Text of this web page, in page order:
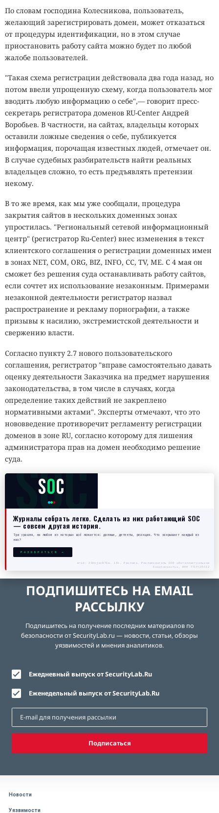
По словам господина Колесникова, пользователь,
желающий зарегистрировать домен, может отказаться
от процедуры идентификации, но в этом случае
приостановить работу сайта можно будет по любой
жалобе пользователей.
"Такая схема регистрации действовала два года назад, но
потом ввели упрощенную схему, когда пользователь мог
вводить любую информацию о себе",— говорит пресс-
секретарь регистратора доменов RU-Center Андрей
Воробьев. В частности, на сайтах, владельцы которых
оставили ложные сведения о себе, публикуется
информация, порочащая известных людей, отмечает он.
В случае судебных разбирательств найти реальных
владельцев сложно, то есть предъявлять претензии
некому.
В то же время, как мы уже сообщали, процедура
закрытия сайтов в нескольких доменных зонах
упростилась. "Региональный сетевой информационный
центр" (регистратор Ru-Center) внес изменения в текст
клиентского соглашения о регистрации доменных имен
в зонах NET, COM, ORG, BIZ, INFO, CC, TV, ME. С 4 мая он
сможет без решения суда останавливать работу сайтов,
если сочтет их использование незаконным. Примерами
незаконной деятельности регистратор назвал
распространение и рекламу порнографии, а также
призывы к насилию, экстремистской деятельности и
свержению власти.
Согласно пункту 2.7 нового пользовательского
соглашения, регистратор "вправе самостоятельно давать
оценку деятельности Заказчика на предмет нарушения
законодательства, в том числе в случаях, когда
определение таких действий не закреплено
нормативными актами". Эксперты отмечают, что это
нововведение противоречит регламенту регистрации
доменов в зоне RU, согласно которому для лишения
администратора прав на домен необходимо решение
суда.SOC
SOC
Журналы собрать легко. Сделать из них работающий SOC
— совсем другая история.
Три уровня, на любом из которых всё ломается: данные, детекты, реакция. Что закрывает каждый из
них?
РАЗОБРАТЬСЯ →
erid: 2SDnjecN7Gw. 18+. Реклама. Рекламодатель ООО «Интеллектуальная
безопасность», ИНН 7719435412
ПОДПИШИТЕСЬ НА EMAIL
РАССЫЛКУ
Подпишитесь на получение последних материалов по
безопасности от SecurityLab.ru — новости, статьи, обзоры
уязвимостей и мнения аналитиков.
Ежедневный выпуск от SecurityLab.Ru
Еженедельный выпуск от SecurityLab.Ru
Подписаться
Новости
Уязвимости